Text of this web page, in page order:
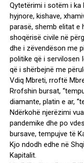
Qytetërimi i sotëm i ka
hyjnore, kishave,
parasë, shemb elitat e
shoqërisë civile në
dhe i zëvendëson me
politike që i servilosen
që i shërbejnë me
Vdiq Mbreti, rroftë
Rrofshin bursat,
diamante, platin e ar,
Ndërkohë njerëzimi
pandemike dhe po
bursave, tempujve të
Kjo ndodh edhe në
Kapitalit.